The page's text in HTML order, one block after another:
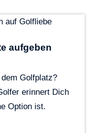
aufgeben
Golfplatz?
erinnert Dich
Option ist.